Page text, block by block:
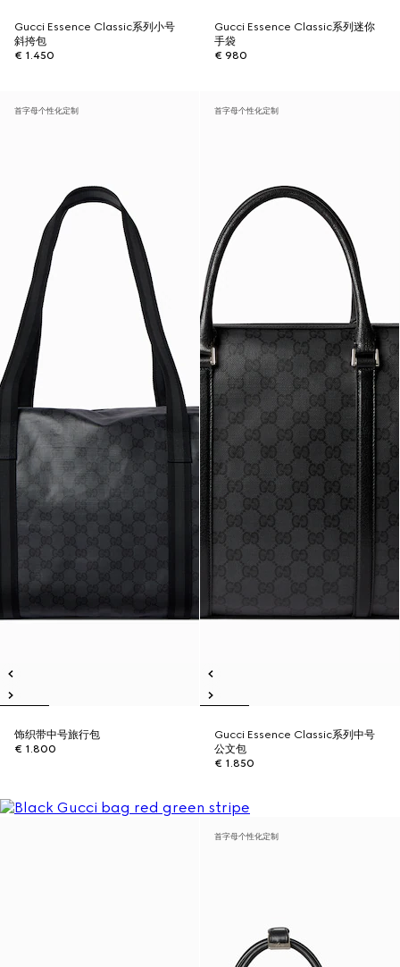
Gucci Essence Classic系列小号
斜挎包
€ 1.450
Gucci Essence Classic系列迷你
手袋
€ 980
首字母个性化定制
饰织带中号旅行包
€ 1.800
首字母个性化定制
Gucci Essence Classic系列中号
公文包
€ 1.850
首字母个性化定制